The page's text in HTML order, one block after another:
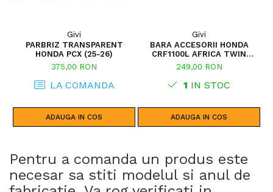
Givi
PARBRIZ TRANSPARENT
HONDA PCX (25-26)
375,00 RON
LA COMANDA
ADAUGA IN COS
Givi
BARA ACCESORII HONDA
CRF1100L AFRICA TWIN
ADVENTURE SPORTS (20 - 23)
CRF1100L AFRICA TWIN
ADVENTURE SPORTS (24)
CRF1100L AFRICA TWIN (24)
23)
249,00 RON
1 IN STOC
ADAUGA IN COS
Pentru a comanda un produs este
necesar sa stiti modelul si anul de